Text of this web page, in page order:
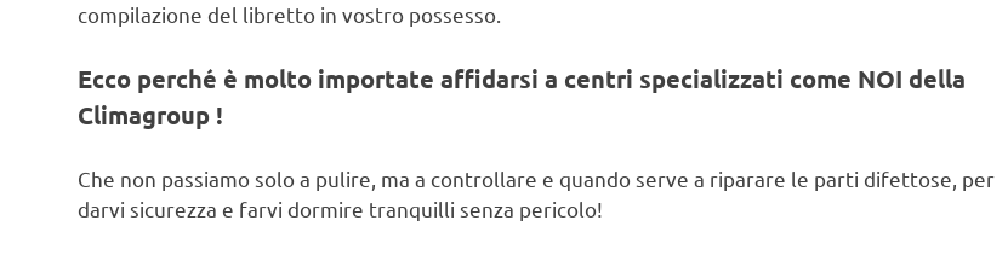
compilazione del libretto in vostro possesso.
Ecco perché è molto importate affidarsi a centri specializzati come NOI della
Climagroup !
Che non passiamo solo a pulire, ma a controllare e quando serve a riparare le parti difettose, per
darvi sicurezza e farvi dormire tranquilli senza pericolo!